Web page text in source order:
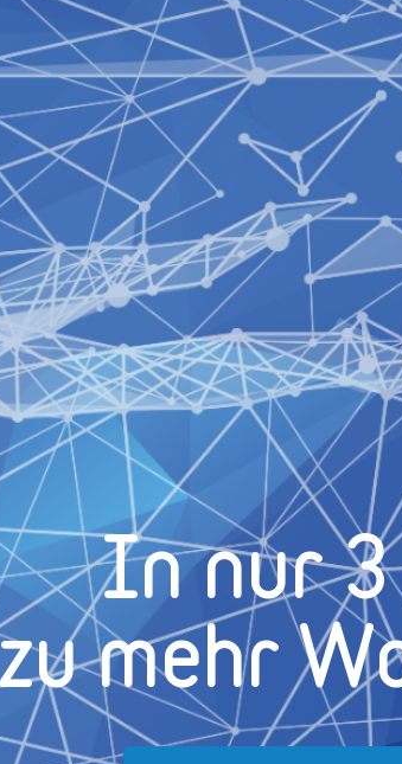
In nur
mehr